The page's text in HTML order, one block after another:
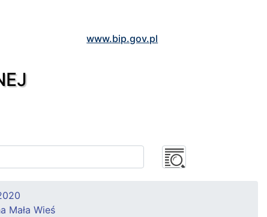
www.bip.gov.pl
Mała Wieś